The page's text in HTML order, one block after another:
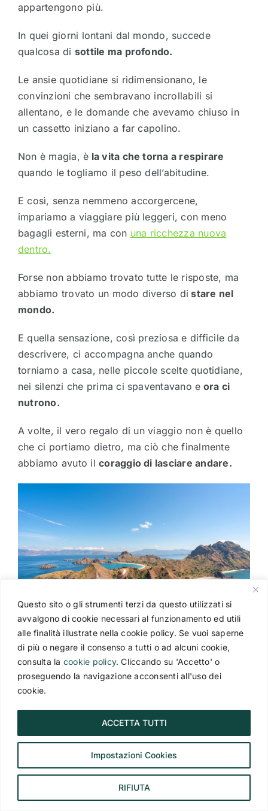
Questo sito o gli strumenti terzi da questo utilizzati si
avvalgono di cookie necessari al funzionamento ed utili
alle finalità illustrate nella cookie policy. Se vuoi saperne
di più o negare il consenso a tutti o ad alcuni cookie,
consulta la cookie policy. Cliccando su 'Accetto' o
proseguendo la navigazione acconsenti all'uso dei
cookie.
Impostazioni Cookies
RIFIUTA
ACCETTA TUTTI
appartengono più.
In quei giorni lontani dal mondo, succede
qualcosa di sottile ma profondo.
Le ansie quotidiane si ridimensionano, le
convinzioni che sembravano incrollabili si
allentano, e le domande che avevamo chiuso in
un cassetto iniziano a far capolino.
Non è magia, è la vita che torna a respirare
quando le togliamo il peso dell’abitudine.
E così, senza nemmeno accorgercene,
impariamo a viaggiare più leggeri, con meno
bagagli esterni, ma con una ricchezza nuova
dentro.
Forse non abbiamo trovato tutte le risposte, ma
abbiamo trovato un modo diverso di stare nel
mondo.
E quella sensazione, così preziosa e difficile da
descrivere, ci accompagna anche quando
torniamo a casa, nelle piccole scelte quotidiane,
nei silenzi che prima ci spaventavano e ora ci
nutrono.
A volte, il vero regalo di un viaggio non è quello
che ci portiamo dietro, ma ciò che finalmente
abbiamo avuto ilcoraggio di lasciare andare.
Affidati a chi sa dove portarti per ritrovarti
Se senti che è arrivato il momento di ritrovarti, se
semplice viaggio,siamo qui per guidarti.
organizzazione di viaggi su misura,